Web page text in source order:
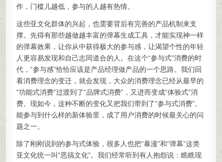
作，门槛儿越低，参与的人越有热情。
这些亚文化群体的兴起，也需要背后有完善的产品机制来支
撑。先得有那些越做越丰富的弹幕生成工具，才能实现神一样
的弹幕效果，让你从中获得极大的参与感，让渴望个性的年轻
人更容易发现和自己志同道合的人。在这个“参与式”消费的时
代，“参与感”恰恰应该是产品经理做产品的一个思路。我们回
看消费理念的变迁，就会发现，大众的消费理念已经从最早的
“功能式消费”过渡到了“品牌式消费”，又进而变成“体验式”消
费。现如今，这种不断的变化又把我们带到了“参与式消费”。
能参与到什么样的新体验里，成了用户消费的时候最关心的问
题之一。
除了刚刚说到的参与式体验，很多人也把“暴漫”和“弹幕”这类
亚文化统一叫“恶搞文化”。我们经常听到有人抱怨说：瞧瞧现